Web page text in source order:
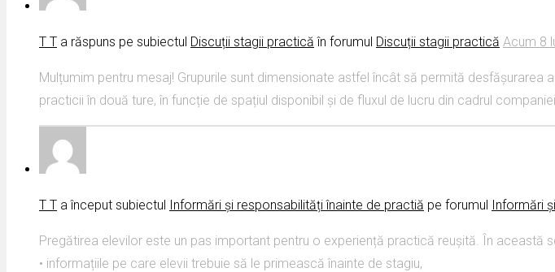
T T a răspuns pe subiectul Discuții stagii practică în forumul Discuții stagii practică Acum 8
Mulțumim pentru mesaj! Grupurile sunt dimensionate astfel încât să permită
practicii în două ture, în funcție de spațiul disponibil și de fluxul de lucru din cadrul
T T a început subiectul Informări și responsabilități înainte de practiă pe ​​forumul Informări
Pregătirea elevilor este un pas important pentru o experiență practică reușită. În această
• informațiile pe care elevii trebuie să le primească înainte de stagiu,